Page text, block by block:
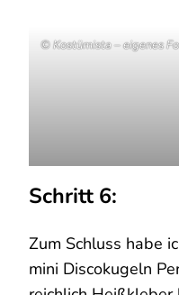
© Kostümista – eigenes
Schritt 6:
Zum Schluss habe
mini Discokugeln